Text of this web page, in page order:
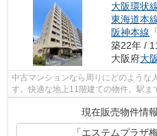
大阪環状
東海道本
阪神本線
築22年 /
大阪府大
中古マンションなら周りにどのような
す。快適な地上11階建ての物件。駅
す。ご希望の条件に適した物件をお求
現在販売物件情
「エステムプラザ